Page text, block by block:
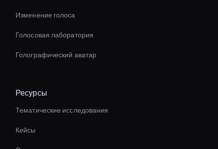
Изменение голоса
Голосовая лаборатория
Голографический аватар
Ресурсы
Тематические исследования
Кейсы